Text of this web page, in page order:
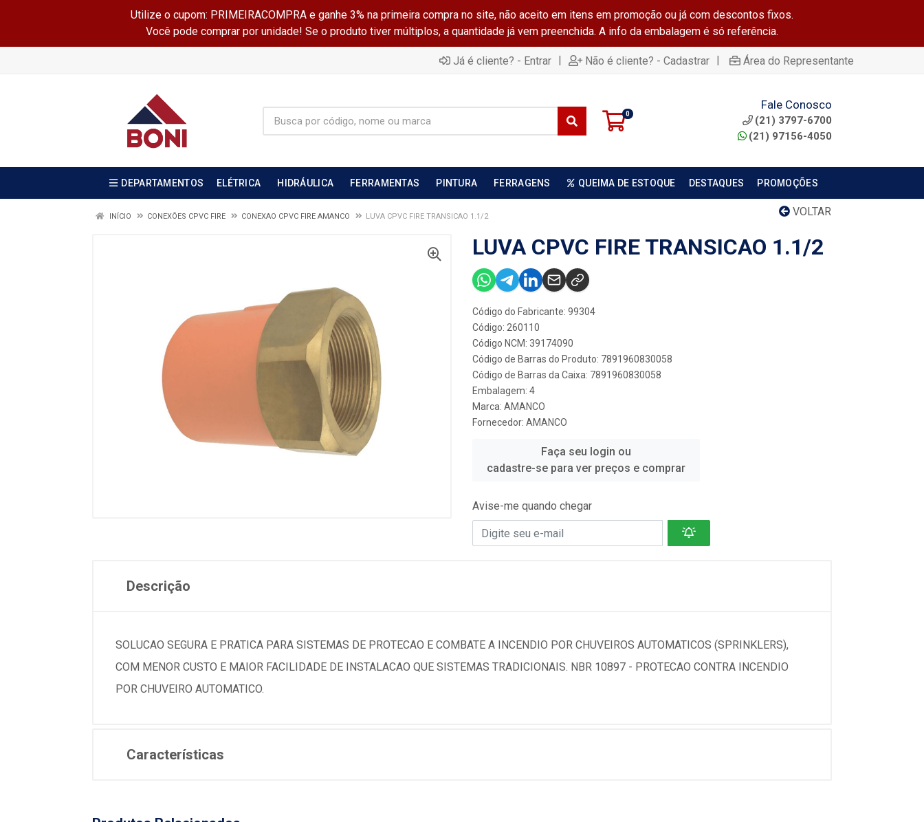
Utilize o cupom: PRIMEIRACOMPRA e ganhe 3% na primeira compra no site, não aceito em itens em promoção ou já com descontos fixos.
Você pode comprar por unidade! Se o produto tiver múltiplos, a quantidade já vem preenchida. A info da embalagem é só referência.
Já é cliente? - Entrar | Não é cliente? - Cadastrar | Área do Representante
0
Fale Conosco
(21) 3797-6700
(21) 97156-4050
DEPARTAMENTOS ELÉTRICA HIDRÁULICA FERRAMENTAS PINTURA FERRAGENS QUEIMA DE ESTOQUE DESTAQUES PROMOÇÕES
VOLTAR
INÍCIO CONEXÕES CPVC FIRE CONEXAO CPVC FIRE AMANCO LUVA CPVC FIRE TRANSICAO 1.1/2
LUVA CPVC FIRE TRANSICAO 1.1/2
Código do Fabricante: 99304
Código: 260110
Código NCM: 39174090
Código de Barras do Produto: 7891960830058
Código de Barras da Caixa: 7891960830058
Embalagem: 4
Marca: AMANCO
Fornecedor: AMANCO
Faça seu login ou
cadastre-se para ver preços e comprar
Avise-me quando chegar
Descrição
SOLUCAO SEGURA E PRATICA PARA SISTEMAS DE PROTECAO E COMBATE A INCENDIO POR CHUVEIROS AUTOMATICOS (SPRINKLERS),
COM MENOR CUSTO E MAIOR FACILIDADE DE INSTALACAO QUE SISTEMAS TRADICIONAIS. NBR 10897 - PROTECAO CONTRA INCENDIO
POR CHUVEIRO AUTOMATICO.
Características